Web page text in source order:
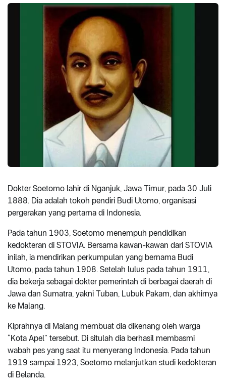
Dokter Soetomo lahir di Nganjuk, Jawa Timur, pada 30 Juli
1888. Dia adalah tokoh pendiri Budi Utomo, organisasi
pergerakan yang pertama di Indonesia.
Pada tahun 1903, Soetomo menempuh pendidikan
kedokteran di STOVIA. Bersama kawan-kawan dari STOVIA
inilah, ia mendirikan perkumpulan yang bernama Budi
Utomo, pada tahun 1908. Setelah lulus pada tahun 1911,
dia bekerja sebagai dokter pemerintah di berbagai daerah di
Jawa dan Sumatra, yakni Tuban, Lubuk Pakam, dan akhirnya
ke Malang.
Kiprahnya di Malang membuat dia dikenang oleh warga
“Kota Apel” tersebut. Di situlah dia berhasil membasmi
wabah pes yang saat itu menyerang Indonesia. Pada tahun
1919 sampai 1923, Soetomo melanjutkan studi kedokteran
di Belanda.